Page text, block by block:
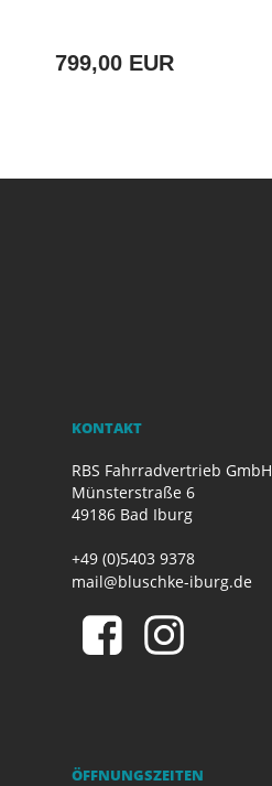
799,00 EUR
KONTAKT
RBS Fahrradvertrieb GmbH
Münsterstraße 6
49186 Bad Iburg
+49 (0)5403 9378
mail@bluschke-iburg.de
ÖFFNUNGSZEITEN